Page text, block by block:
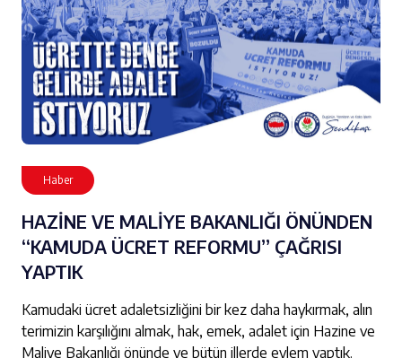
Haber
HAZİNE VE MALİYE BAKANLIĞI ÖNÜNDEN
“KAMUDA ÜCRET REFORMU” ÇAĞRISI
YAPTIK
Kamudaki ücret adaletsizliğini bir kez daha haykırmak, alın
terimizin karşılığını almak, hak, emek, adalet için Hazine ve
Maliye Bakanlığı önünde ve bütün illerde eylem yaptık.